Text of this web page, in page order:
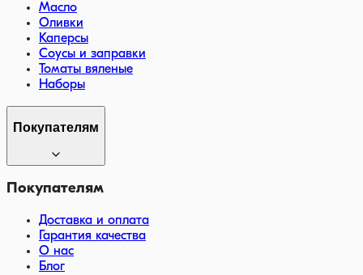
Масло
Оливки
Каперсы
Соусы и заправки
Томаты вяленые
Наборы
Покупателям
Покупателям
Доставка и оплата
Гарантия качества
О нас
Блог